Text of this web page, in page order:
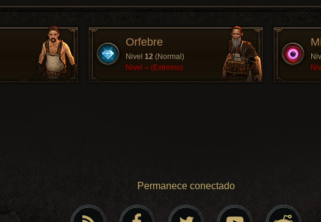
Orfebre
Nivel 12 (Normal)
Nivel – (Extremo)
Permanece conectado